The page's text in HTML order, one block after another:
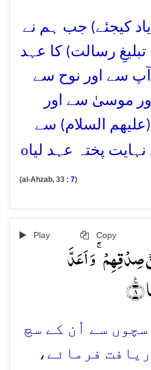
یاد کیجئے) جب ہم نے
تبلیغِ رسالت) کا عہد
آپ سے اور نوح سے
موسیٰ سے اور
السلام) سے
پختہ عہد لیاo
(al-Ahzab, 33 : 7)
Play Copy
وَ اَعَدَّ
سچوں سے اُن کے سچ
فرمائے،